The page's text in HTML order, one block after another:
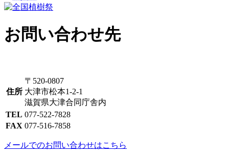
お問い合わせ先
住所
〒520-0807
大津市松本1-2-1
滋賀県大津合同庁舎内
TEL 077-522-7828
FAX 077-516-7858
メールでのお問い合わせはこちら